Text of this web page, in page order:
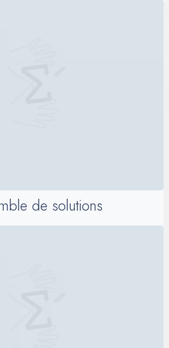
de solutions